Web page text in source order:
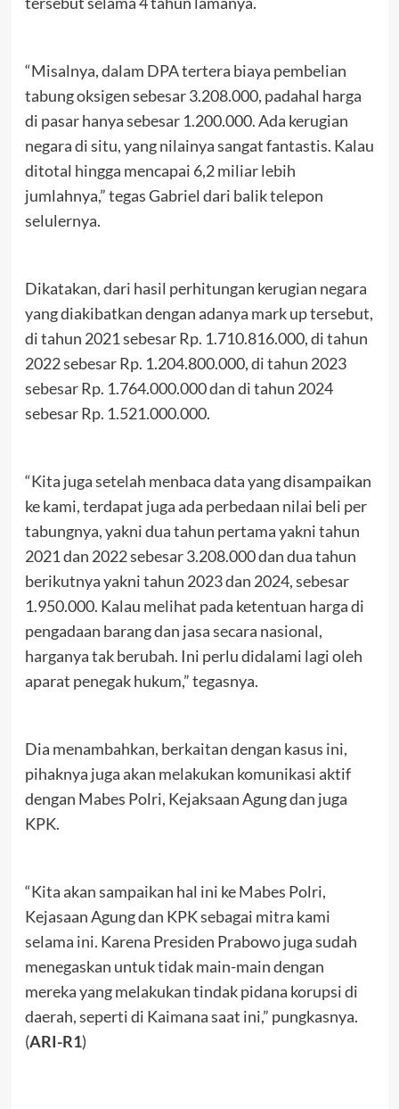
“Misalnya, dalam DPA tertera biaya pembelian
tabung oksigen sebesar 3.208.000, padahal harga
di pasar hanya sebesar 1.200.000. Ada kerugian
negara di situ, yang nilainya sangat fantastis. Kalau
ditotal hingga mencapai 6,2 miliar lebih
jumlahnya,” tegas Gabriel dari balik telepon
selulernya.
Dikatakan, dari hasil perhitungan kerugian negara
yang diakibatkan dengan adanya mark up tersebut,
di tahun 2021 sebesar Rp. 1.710.816.000, di tahun
2022 sebesar Rp. 1.204.800.000, di tahun 2023
sebesar Rp. 1.764.000.000 dan di tahun 2024
sebesar Rp. 1.521.000.000.
“Kita juga setelah menbaca data yang disampaikan
ke kami, terdapat juga ada perbedaan nilai beli per
tabungnya, yakni dua tahun pertama yakni tahun
2021 dan 2022 sebesar 3.208.000 dan dua tahun
berikutnya yakni tahun 2023 dan 2024, sebesar
1.950.000. Kalau melihat pada ketentuan harga di
pengadaan barang dan jasa secara nasional,
harganya tak berubah. Ini perlu didalami lagi oleh
aparat penegak hukum,” tegasnya.
Dia menambahkan, berkaitan dengan kasus ini,
pihaknya juga akan melakukan komunikasi aktif
dengan Mabes Polri, Kejaksaan Agung dan juga
KPK.
“Kita akan sampaikan hal ini ke Mabes Polri,
Kejasaan Agung dan KPK sebagai mitra kami
selama ini. Karena Presiden Prabowo juga sudah
menegaskan untuk tidak main-main dengan
mereka yang melakukan tindak pidana korupsi di
daerah, seperti di Kaimana saat ini,” pungkasnya.
(ARI-R1)